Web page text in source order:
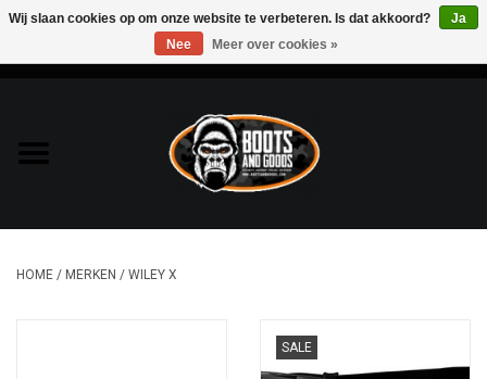
Bags & Packs
Bescherming
HOME / MERKEN / WILEY X
SALE
Wij slaan cookies op om onze website te verbeteren. Is dat akkoord?
Ja
Nee
Meer over cookies »